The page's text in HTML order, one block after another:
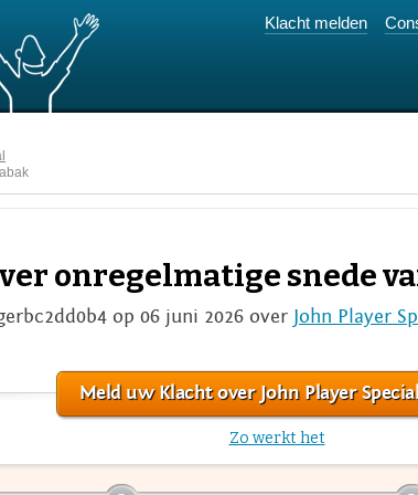
Klacht melden
onregelmatige snede
op 06 juni 2026 over John Player
Meld uw Klacht over John Player
Zo werkt het